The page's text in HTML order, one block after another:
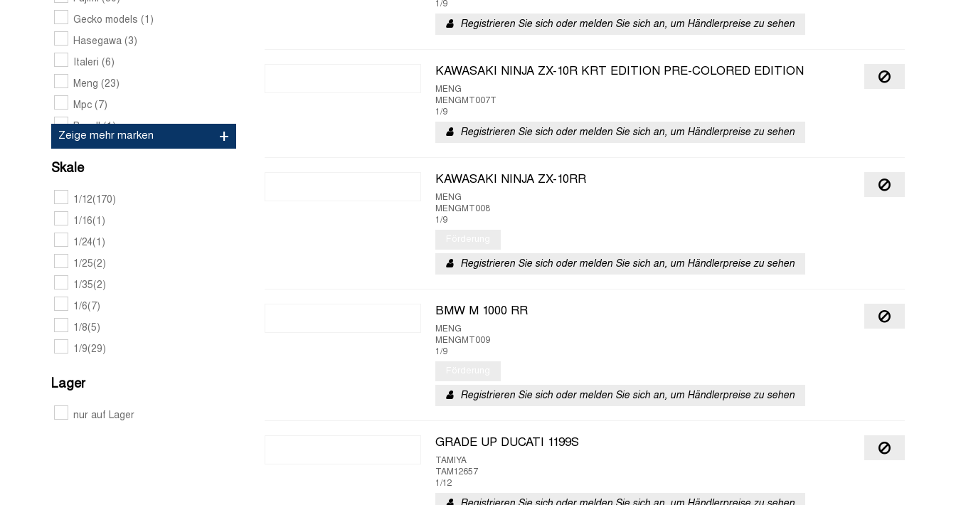
Gecko models (1)
Hasegawa (3)
Italeri (6)
Meng (23)
Mpc (7)
Revell(1)
Tamiya(61)
Zeige mehr marken
Skale
1/12(170)
1/16(1)
1/24(1)
1/25(2)
1/35(2)
1/6(7)
1/8(5)
1/9(29)
Lager
nur auf Lager
1/9
Registrieren Sie sich oder melden Sie sich an, um Händlerpreise zu sehen
KAWASAKI NINJA ZX-10R KRT EDITION PRE-COLORED EDITION
MENG
MENGMT007T
1/9
Registrieren Sie sich oder melden Sie sich an, um Händlerpreise zu sehen
KAWASAKI NINJA ZX-10RR
MENG
MENGMT008
1/9
Registrieren Sie sich oder melden Sie sich an, um Händlerpreise zu sehen
BMW M 1000 RR
MENG
MENGMT009
1/9
Registrieren Sie sich oder melden Sie sich an, um Händlerpreise zu sehen
GRADE UP DUCATI 1199S
TAMIYA
TAM12657
1/12